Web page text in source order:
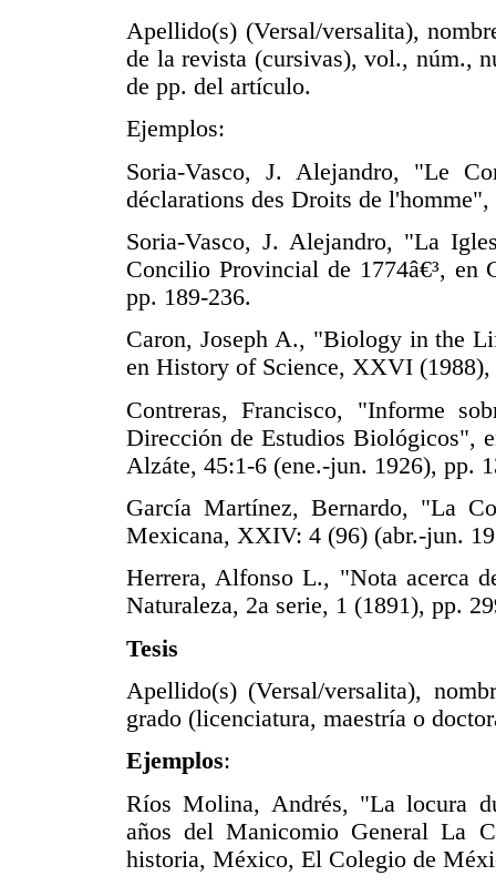
Apellido(s) (Versal/versalita),
de la revista (cursivas), vol., núm.,
de pp. del artículo.
Ejemplos:
Soria-Vasco, J. Alejandro, "Le
déclarations des Droits de
Soria-Vasco, J. Alejandro, "La
Concilio Provincial de 1774â€³,
pp. 189-236.
Caron, Joseph A., "Biology in the
en History of Science, XXVI (1988),
Contreras, Francisco, "Informe
Dirección de Estudios Biológicos",
Alzáte, 45:1-6 (ene.-jun. 1926), pp.
García Martínez, Bernardo, "La
Mexicana, XXIV: 4 (96) (abr.-jun.
Herrera, Alfonso L., "Nota acerca
Naturaleza, 2a serie, 1 (1891), pp.
Tesis
Apellido(s) (Versal/versalita),
grado (licenciatura, maestría o
Ejemplos:
Ríos Molina, Andrés, "La locura
años del Manicomio General La
historia, México, El Colegio de